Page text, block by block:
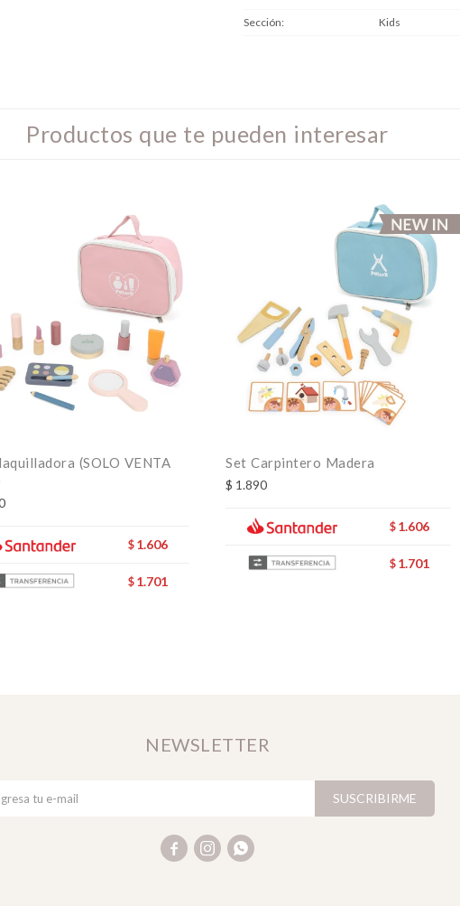
Sección Kids
Productos que te pueden interesar
(SOLO VENTA
$ 1.606
$ 1.701
Set Carpintero Madera
$ 1.890
$ 1.606
$ 1.701
NEWSLETTER
SUSCRIBIRME
  